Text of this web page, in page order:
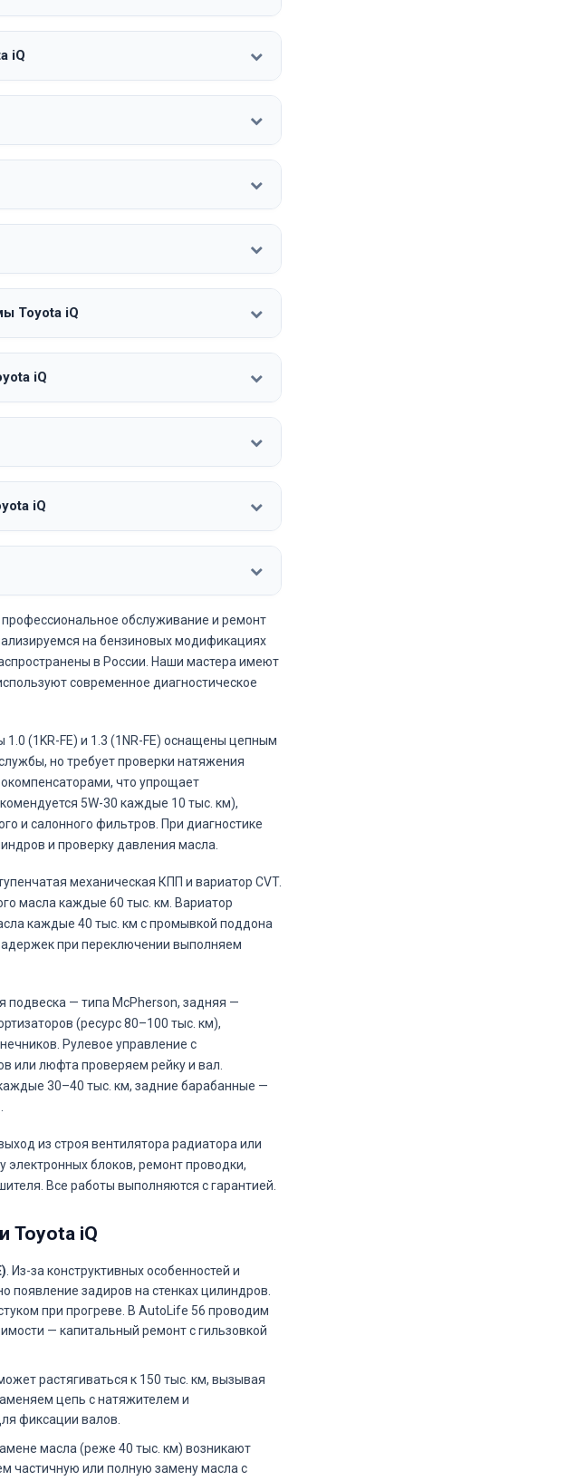
iQ
Toyota iQ
iQ
iQ
обслуживание и ремонт
на бензиновых модификациях
в России. Наши мастера имеют
современное диагностическое
1.0 (1KR-FE) и 1.3 (1NR-FE) оснащены цепным
но требует проверки натяжения
что упрощает
5W-30 каждые 10 тыс. км),
и салонного фильтров. При диагностике
и проверку давления масла.
механическая КПП и вариатор CVT.
масла каждые 60 тыс. км. Вариатор
каждые 40 тыс. км с промывкой поддона
при переключении выполняем
подвеска — типа McPherson, задняя —
(ресурс 80–100 тыс. км),
Рулевое управление с
или люфта проверяем рейку и вал.
30–40 тыс. км, задние барабанные —
из строя вентилятора радиатора или
блоков, ремонт проводки,
Все работы выполняются с гарантией.
Toyota iQ
. Из-за конструктивных особенностей и
появление задиров на стенках цилиндров.
при прогреве. В AutoLife 56 проводим
— капитальный ремонт с гильзовкой
растягиваться к 150 тыс. км, вызывая
цепь с натяжителем и
фиксации валов.
масла (реже 40 тыс. км) возникают
частичную или полную замену масла с